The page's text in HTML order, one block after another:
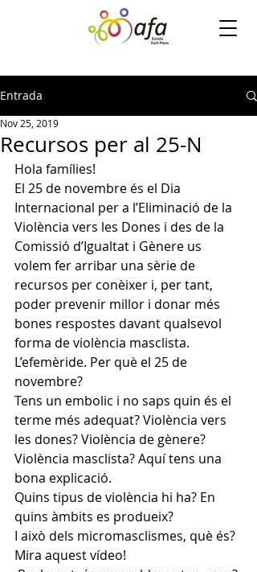
Entrada
Recursos per al 25-N
Nov 25, 2019
Hola famílies!
El 25 de novembre és el Dia
Internacional per a l’Eliminació de la
Violència vers les Dones i des de la
Comissió d’Igualtat i Gènere us
volem fer arribar una sèrie de
recursos per conèixer i, per tant,
poder prevenir millor i donar més
bones respostes davant qualsevol
forma de violència masclista.
L’efemèride. Per què el 25 de
novembre?
Tens un embolic i no saps quin és el
terme més adequat? Violència vers
les dones? Violència de gènere?
Violència masclista? Aquí tens una
bona explicació.
Quins tipus de violència hi ha? En
quins àmbits es produeix?
I això dels micromasclismes, què és?
Mira aquest vídeo!